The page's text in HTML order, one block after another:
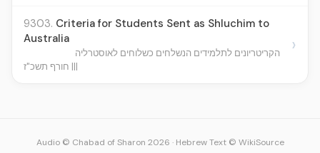
9303. Criteria for Students Sent as Shluchim to
Australia
הקריטריונים לתלמידים הנשלחים כשלוחים לאוסטרליה
חורף תשכ"ז |||
›
Audio © Chabad of Sharon 2026 · Hebrew Text © WikiSource